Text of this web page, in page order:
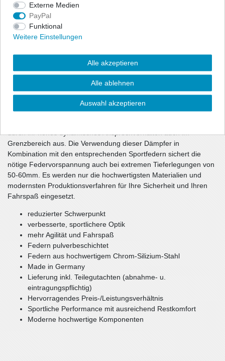
stark reduziert und die Seitenneigungen bei Kurvenfahrten
wesentlich verbessert. Die abgestimmten Sportfahrwerke
übermitteln Ihnen eine direkte Rückmeldung des Fahrzustandes
und geben Ihnen das sichere Gefühl einer kraftschlüssigen
sportliche Optik und über eine gehörige Portion mehr Dynamik.
Die Dämpfercharakteristik und die Federrate wurden im
Fahrversuch wechselseitig optimiert. Die unmittelbar
ansprechenden Dämpfer haben gegenüber dem Serienfahrwerk
eine ca. 10-1getönt (durchsichtig) härtere Dämpfung und sorgen
damit für ein souveränes Fahrverhalten Ihres Fahrzeugs.
durch ihr hohes dynamisches Ansprechverhalten auch im
Grenzbereich aus. Die Verwendung dieser Dämpfer in
Kombination mit den entsprechenden Sportfedern sichert die
nötige Federvorspannung auch bei extremen Tieferlegungen von
50-60mm. Es werden nur die hochwertigsten Materialien und
modernsten Produktionsverfahren für Ihre Sicherheit und Ihren
Fahrspaß eingesetzt.
reduzierter Schwerpunkt
verbesserte, sportlichere Optik
mehr Agilität und Fahrspaß
Federn pulverbeschichtet
Federn aus hochwertigem Chrom-Silizium-Stahl
Made in Germany
Lieferung inkl. Teilegutachten (abnahme- u.
eintragungspflichtig)
Hervorragendes Preis-/Leistungsverhältnis
Sportliche Performance mit ausreichend Restkomfort
Moderne hochwertige Komponenten
Externe Medien
PayPal
Funktional
Weitere Einstellungen
Alle akzeptieren
Alle ablehnen
Auswahl akzeptieren